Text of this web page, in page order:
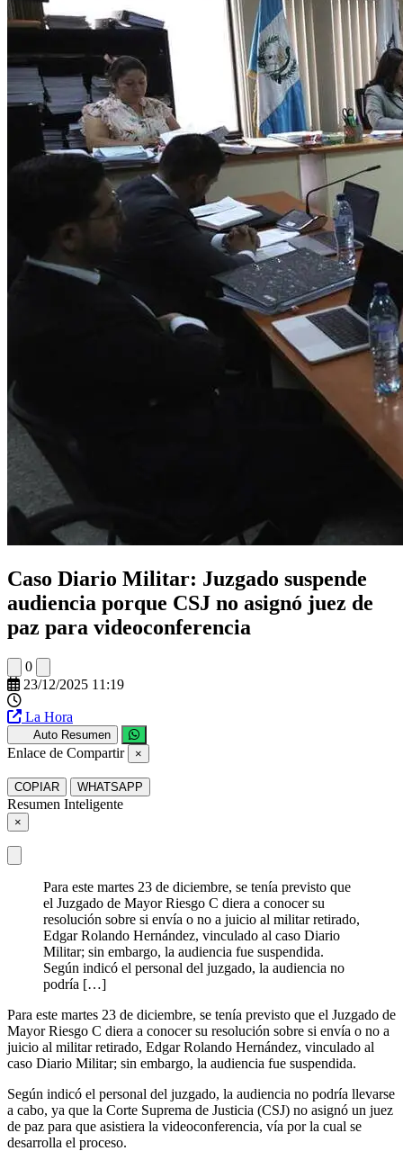
Caso Diario Militar: Juzgado suspende
audiencia porque CSJ no asignó juez de
paz para videoconferencia
0
23/12/2025 11:19
La Hora
Auto Resumen
Enlace de Compartir ×
COPIAR WHATSAPP
Resumen Inteligente
×
Para este martes 23 de diciembre, se tenía previsto que
el Juzgado de Mayor Riesgo C diera a conocer su
resolución sobre si envía o no a juicio al militar retirado,
Edgar Rolando Hernández, vinculado al caso Diario
Militar; sin embargo, la audiencia fue suspendida.
Según indicó el personal del juzgado, la audiencia no
podría […]
Para este martes 23 de diciembre, se tenía previsto que el Juzgado de
Mayor Riesgo C diera a conocer su resolución sobre si envía o no a
juicio al militar retirado, Edgar Rolando Hernández, vinculado al
caso Diario Militar; sin embargo, la audiencia fue suspendida.
Según indicó el personal del juzgado, la audiencia no podría llevarse
a cabo, ya que la Corte Suprema de Justicia (CSJ) no asignó un juez
de paz para que asistiera la videoconferencia, vía por la cual se
desarrolla el proceso.